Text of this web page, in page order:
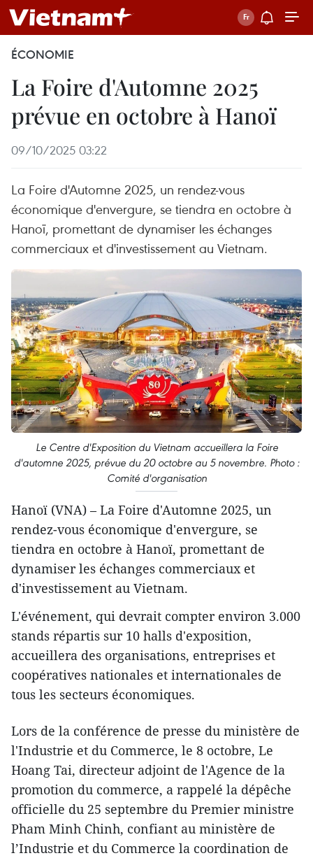
ÉCONOMIE
La Foire d'Automne 2025
prévue en octobre à Hanoï
09/10/2025 03:22
La Foire d'Automne 2025, un rendez-vous
économique d'envergure, se tiendra en octobre à
Hanoï, promettant de dynamiser les échanges
commerciaux et d'investissement au Vietnam.
Le Centre d'Exposition du Vietnam accueillera la Foire
d'automne 2025, prévue du 20 octobre au 5 novembre. Photo :
Comité d'organisation
Hanoï (VNA) – La Foire d'Automne 2025, un
rendez-vous économique d'envergure, se
tiendra en octobre à Hanoï, promettant de
dynamiser les échanges commerciaux et
d'investissement au Vietnam.
L'événement, qui devrait compter environ 3.000
stands répartis sur 10 halls d'exposition,
accueillera des organisations, entreprises et
coopératives nationales et internationales de
tous les secteurs économiques.
Lors de la conférence de presse du ministère de
l'Industrie et du Commerce, le 8 octobre, Le
Hoang Tai, directeur adjoint de l'Agence de la
promotion du commerce, a rappelé la dépêche
officielle du 25 septembre du Premier ministre
Pham Minh Chinh, confiant au ministère de
l’Industrie et du Commerce la coordination de